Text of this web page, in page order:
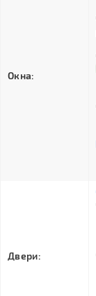
Окна:
Двери: